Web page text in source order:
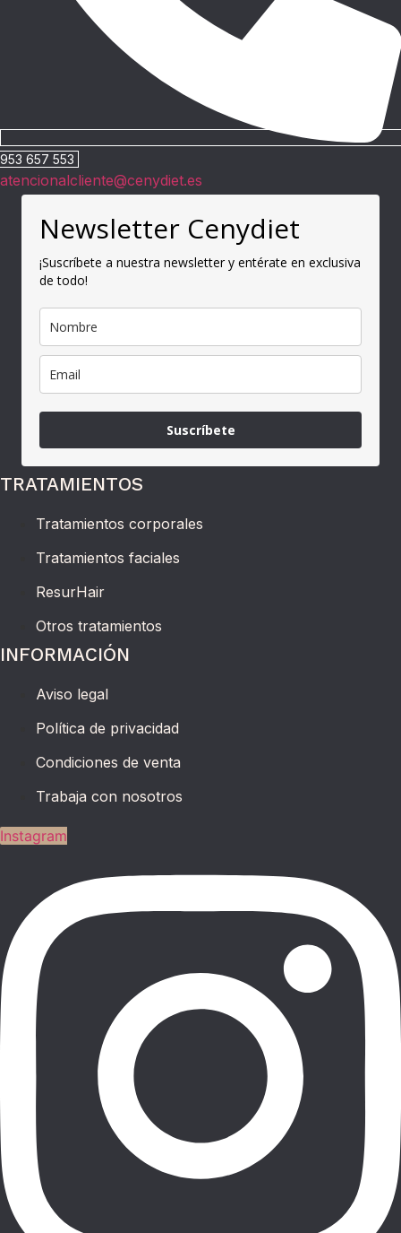
953 657 553
atencionalcliente@cenydiet.es
Newsletter Cenydiet
¡Suscríbete a nuestra newsletter y entérate en exclusiva
de todo!
Suscríbete
TRATAMIENTOS
Tratamientos corporales
Tratamientos faciales
ResurHair
Otros tratamientos
INFORMACIÓN
Aviso legal
Política de privacidad
Condiciones de venta
Trabaja con nosotros
Instagram